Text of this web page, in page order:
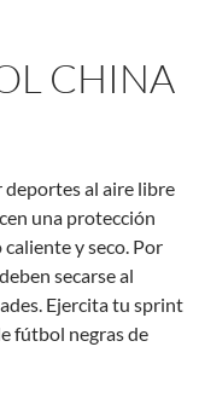
CHINA
deportes al aire libre
una protección
y seco. Por
secarse al
Ejercita tu sprint
fútbol negras de